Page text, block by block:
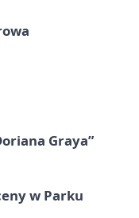
Graya”
w Parku